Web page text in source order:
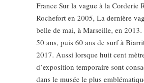
France Sur la vague à la Corderie
Rochefort en 2005, La dernière
belle de mai, à Marseille, en 2013.
50 ans, puis 60 ans de surf à
2017. Aussi lorsque huit cent
d’exposition temporaire sont
dans le musée le plus